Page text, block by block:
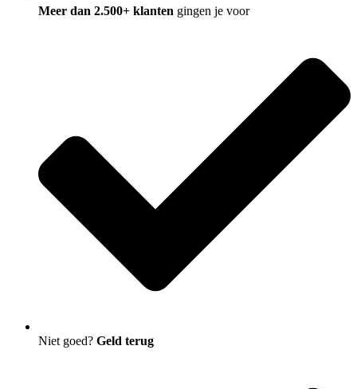
Meer dan 2.500+ klanten gingen je voor
Niet goed? Geld terug